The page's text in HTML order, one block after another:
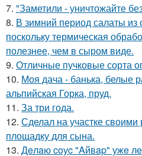
7. "Заметили - уничтожайте
8. В зимний период салаты
поскольку термическая
полезнее, чем в сыром виде.
9. Отличные пучковые сорта
10. Моя дача - банька, белые
альпийская Горка, пруд.
11. За три года.
12. Сделал на участке
площадку для сына.
13. Дeлaю coуc "Aйвap" ужe